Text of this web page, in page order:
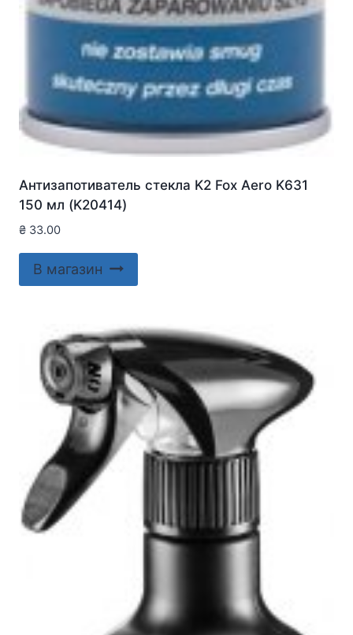
Антизапотиватель стекла K2 Fox Aero K631
150 мл (K20414)
₴ 33.00
В магазин